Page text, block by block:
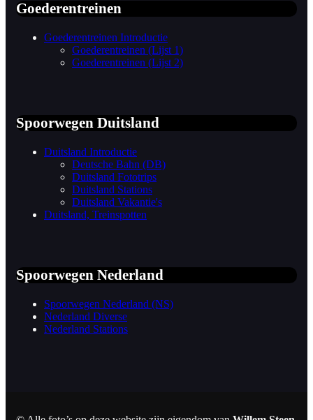
Goederentreinen
Goederentreinen Introductie
Goederentreinen (Lijst 1)
Goederentreinen (Lijst 2)
Spoorwegen Duitsland
Duitsland Introductie
Deutsche Bahn (DB)
Duitsland Fototrips
Duitsland Stations
Duitsland Vakantie's
Duitsland, Treinspotten
Spoorwegen Nederland
Spoorwegen Nederland (NS)
Nederland Diverse
Nederland Stations